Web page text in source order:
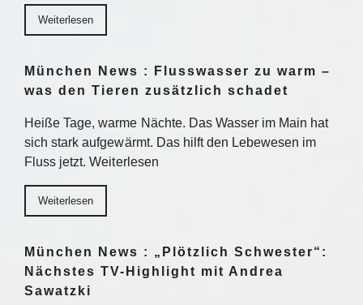
Weiterlesen
München News : Flusswasser zu warm –
was den Tieren zusätzlich schadet
Heiße Tage, warme Nächte. Das Wasser im Main hat
sich stark aufgewärmt. Das hilft den Lebewesen im
Fluss jetzt. Weiterlesen
Weiterlesen
München News : „Plötzlich Schwester“:
Nächstes TV-Highlight mit Andrea
Sawatzki